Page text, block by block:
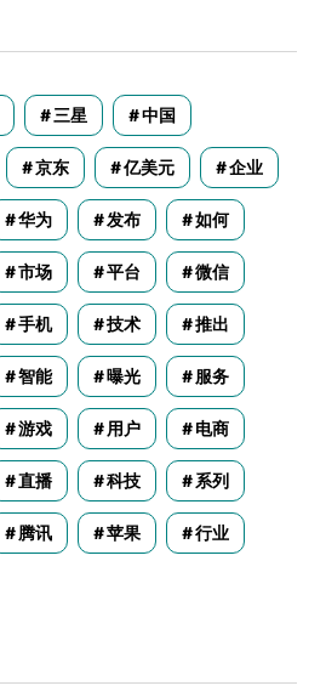
三星 中国
京东 亿美元 企业
华为 发布 如何
市场 平台 微信
手机 技术 推出
智能 曝光 服务
游戏 用户 电商
直播 科技 系列
腾讯 苹果 行业